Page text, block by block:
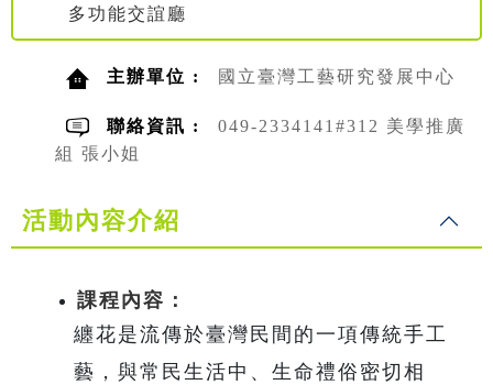
多功能交誼廳
主辦單位 : 國立臺灣工藝研究發展中心
聯絡資訊 :
049-2334141#312 美學推廣
組 張小姐
活動內容介紹
課程內容：
纏花是流傳於臺灣民間的一項傳統手工
藝，與常民生活中、生命禮俗密切相